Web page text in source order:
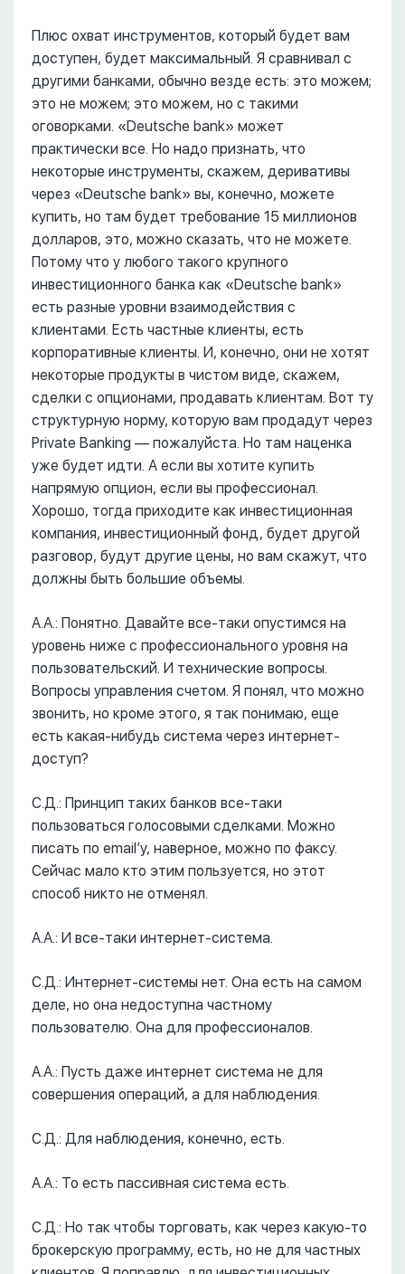
Плюс охват инструментов, который будет вам
доступен, будет максимальный. Я сравнивал с
другими банками, обычно везде есть: это можем;
это не можем; это можем, но с такими
оговорками. «Deutsche bank» может
практически все. Но надо признать, что
некоторые инструменты, скажем, деривативы
через «Deutsche bank» вы, конечно, можете
купить, но там будет требование 15 миллионов
долларов, это, можно сказать, что не можете.
Потому что у любого такого крупного
инвестиционного банка как «Deutsche bank»
есть разные уровни взаимодействия с
клиентами. Есть частные клиенты, есть
корпоративные клиенты. И, конечно, они не хотят
некоторые продукты в чистом виде, скажем,
сделки с опционами, продавать клиентам. Вот ту
структурную норму, которую вам продадут через
Private Banking –– пожалуйста. Но там наценка
уже будет идти. А если вы хотите купить
напрямую опцион, если вы профессионал.
Хорошо, тогда приходите как инвестиционная
компания, инвестиционный фонд, будет другой
разговор, будут другие цены, но вам скажут, что
должны быть большие объемы.
А.А.: Понятно. Давайте все-таки опустимся на
уровень ниже с профессионального уровня на
пользовательский. И технические вопросы.
Вопросы управления счетом. Я понял, что можно
звонить, но кроме этого, я так понимаю, еще
есть какая-нибудь система через интернет-
доступ?
С.Д.: Принцип таких банков все-таки
пользоваться голосовыми сделками. Можно
писать по email’у, наверное, можно по факсу.
Сейчас мало кто этим пользуется, но этот
способ никто не отменял.
А.А.: И все-таки интернет-система.
С.Д.: Интернет-системы нет. Она есть на самом
деле, но она недоступна частному
пользователю. Она для профессионалов.
А.А.: Пусть даже интернет система не для
совершения операций, а для наблюдения.
С.Д.: Для наблюдения, конечно, есть.
А.А.: То есть пассивная система есть.
С.Д.: Но так чтобы торговать, как через какую-то
брокерскую программу, есть, но не для частных